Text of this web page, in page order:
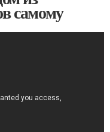
самому